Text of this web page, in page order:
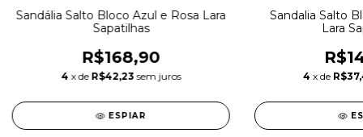
Sandália Salto Bloco Azul e Rosa Lara
Sapatilhas
R$168,90
4 x de R$42,23 sem juros
ESPIAR
Sandalia Salto
Lara
4 x de